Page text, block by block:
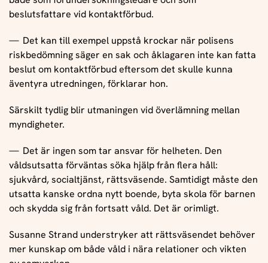
beslutsfattare vid kontaktförbud.
Det kan till exempel uppstå krockar när polisens
riskbedömning säger en sak och åklagaren inte kan fatta
beslut om kontaktförbud eftersom det skulle kunna
äventyra utredningen, förklarar hon.
Särskilt tydlig blir utmaningen vid överlämning mellan
myndigheter.
Det är ingen som tar ansvar för helheten. Den
våldsutsatta förväntas söka hjälp från flera håll:
sjukvård, socialtjänst, rättsväsende. Samtidigt måste den
utsatta kanske ordna nytt boende, byta skola för barnen
och skydda sig från fortsatt våld. Det är orimligt.
Susanne Strand understryker att rättsväsendet behöver
mer kunskap om både våld i nära relationer och vikten